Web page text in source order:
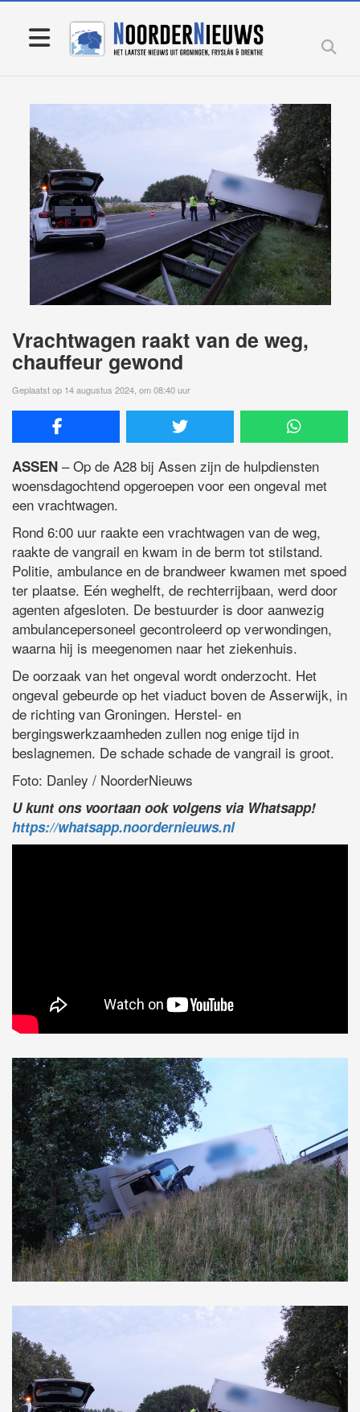
Vrachtwagen raakt van de weg,
chauffeur gewond
Geplaatst op 14 augustus 2024, om 08:40 uur
ASSEN – Op de A28 bij Assen zijn de hulpdiensten
woensdagochtend opgeroepen voor een ongeval met
een vrachtwagen.
Rond 6:00 uur raakte een vrachtwagen van de weg,
raakte de vangrail en kwam in de berm tot stilstand.
Politie, ambulance en de brandweer kwamen met spoed
ter plaatse. Eén weghelft, de rechterrijbaan, werd door
agenten afgesloten. De bestuurder is door aanwezig
ambulancepersoneel gecontroleerd op verwondingen,
waarna hij is meegenomen naar het ziekenhuis.
De oorzaak van het ongeval wordt onderzocht. Het
ongeval gebeurde op het viaduct boven de Asserwijk, in
de richting van Groningen. Herstel- en
bergingswerkzaamheden zullen nog enige tijd in
beslagnemen. De schade schade de vangrail is groot.
Foto: Danley / NoorderNieuws
U kunt ons voortaan ook volgens via Whatsapp!
https://whatsapp.noordernieuws.nl